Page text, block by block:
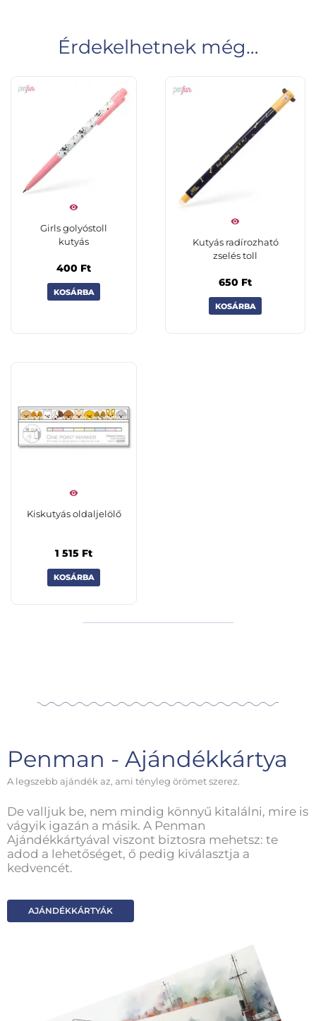
Érdekelhetnek még…
Girls golyóstoll
kutyás
400 Ft
KOSÁRBA
Kutyás radírozható
zselés toll
650 Ft
KOSÁRBA
Kiskutyás oldaljelölő
1 515 Ft
KOSÁRBA
Penman - Ajándékkártya
A legszebb ajándék az, ami tényleg örömet szerez.
De valljuk be, nem mindig könnyű kitalálni, mire is
vágyik igazán a másik. A Penman
Ajándékkártyával viszont biztosra mehetsz: te
adod a lehetőséget, ő pedig kiválasztja a
kedvencét.
AJÁNDÉKKÁRTYÁK